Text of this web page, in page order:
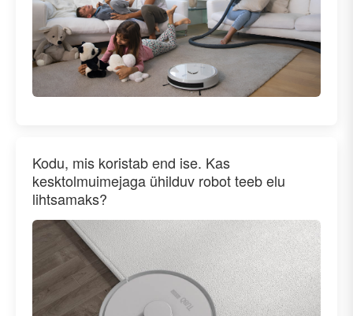
Kodu, mis koristab end ise. Kas
kesktolmuimejaga ühilduv robot teeb elu
lihtsamaks?